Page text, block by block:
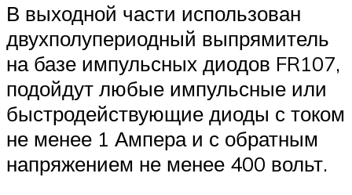
В выходной части использован
двухполупериодный выпрямитель
на базе импульсных диодов FR107,
подойдут любые импульсные или
быстродействующие диоды с током
не менее 1 Ампера и с обратным
напряжением не менее 400 вольт.